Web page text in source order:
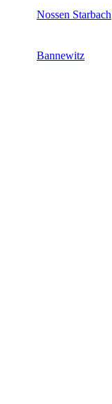
Nossen Starbach
Bannewitz